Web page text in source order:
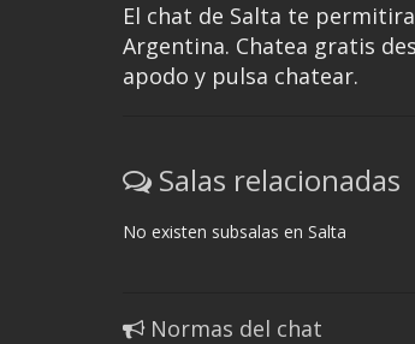
El chat de Salta te
Argentina. Chatea gratis
apodo y pulsa chatear.
Salas relacionadas
No existen subsalas en Salta
Normas del chat